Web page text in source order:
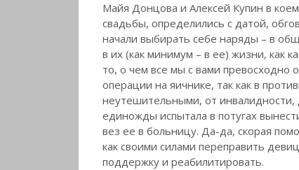
Майя Донцова и Алексей Купин в
свадьбы, определились с датой,
начали выбирать себе наряды – в
в их (как минимум – в ее) жизни, как
то, о чем все мы с вами превосходно
операции на яичнике, так как в
неутешительными, от инвалидности,
единожды испытала в потугах
вез ее в больницу. Да-да, скорая
как своими силами переправить
поддержку и реабилитировать.